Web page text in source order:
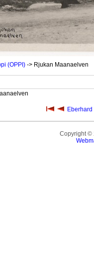
(OPPI) -> Rjukan Maanaelven
Eberhard
Copyright ©